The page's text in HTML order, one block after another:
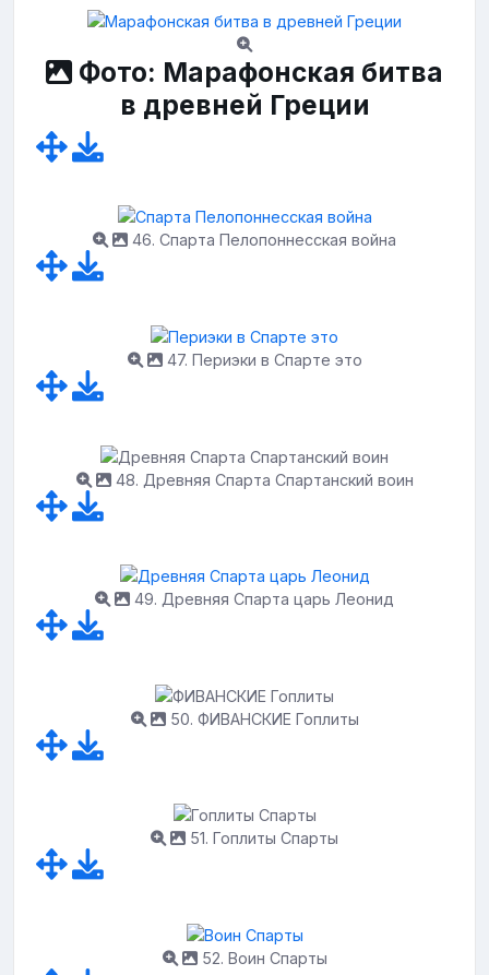
Фото: Марафонская битва
в древней Греции
46. Спарта Пелопоннесская война
47. Периэки в Спарте это
48. Древняя Спарта Спартанский воин
49. Древняя Спарта царь Леонид
50. ФИВАНСКИЕ Гоплиты
51. Гоплиты Спарты
52. Воин Спарты